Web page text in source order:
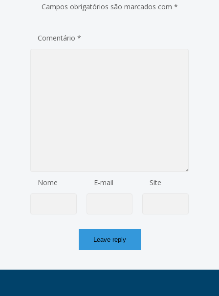
Campos obrigatórios são marcados com *
Comentário *
Nome E-mail Site